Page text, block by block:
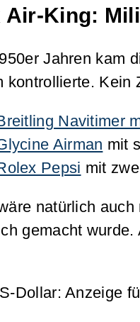
Air-King:
Jahren kam
kontrollierte.
Navitimer
Airman mit
Pepsi mit
natürlich auch
gemacht
Dollar: Anzeige